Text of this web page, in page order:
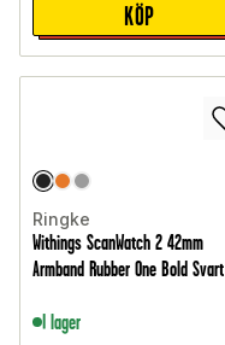
KÖP
Ringke
Withings ScanWatch 2 42mm
Armband Rubber One Bold Svart
I lager